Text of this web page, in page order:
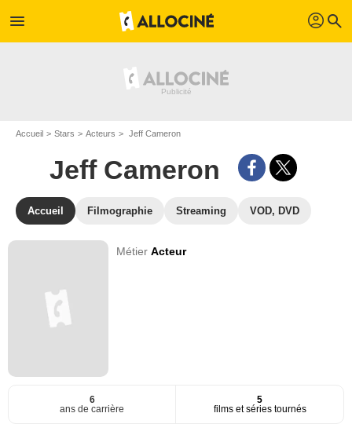
menu profil search
Accueil Stars Acteurs Jeff Cameron
Jeff Cameron
Accueil Filmographie Streaming VOD, DVD
MétierActeur
6
ans de carrière
5
films et séries tournés